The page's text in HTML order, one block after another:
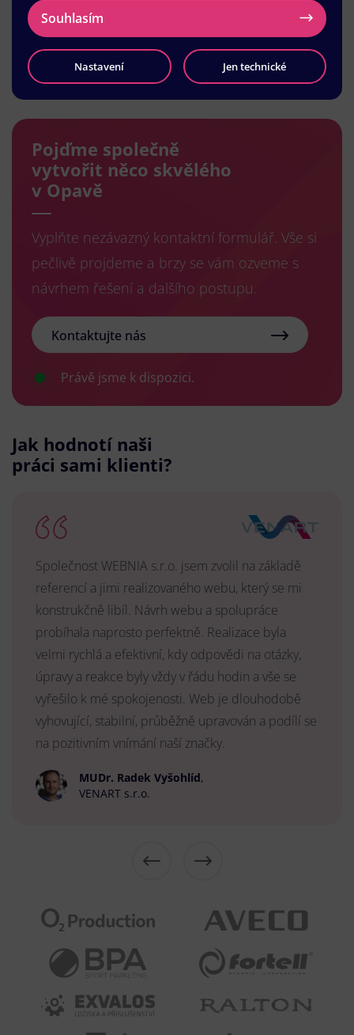
Načíst další
Pojďme společně
vytvořit něco skvělého
v Opavě
Vyplňte nezávazný kontaktní formulář. Vše si
pečlivě projdeme a brzy se vám ozveme s
návrhem řešení a dalšího postupu.
Kontaktujte nás
Právě jsme k dispozici.
Jak hodnotí naši
práci sami klienti?
Společnost WEBNIA s.r.o. jsem zvolil na základě
referencí a jimi realizovaného webu, který se mi
konstrukčně libíl. Návrh webu a spolupráce
probíhala naprosto perfektně. Realizace byla
velmi rychlá a efektivní, kdy odpovědi na otázky,
úpravy a reakce byly vždy v řádu hodin a vše se
vyřešilo k mé spokojenosti. Web je dlouhodobě
vyhovující, stabilní, průběžně upravován a podílí se
na pozitivním vnímání naší značky.
MUDr. Radek Vyšohlíd,
VENART s.r.o.
Souhlasím
Nastavení Jen technické